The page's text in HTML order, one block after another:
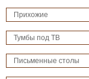
Прихожие
Тумбы под ТВ
Письменные столы